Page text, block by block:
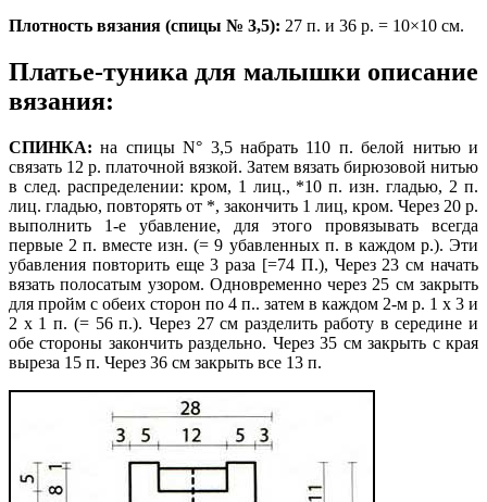
Плотность вязания (спицы № 3,5): 27 п. и 36 р. = 10×10 см.
Платье-туника для малышки описание
вязания:
СПИНКА:на спицы N° 3,5 набрать 110 п. бе­лой нитью и
связать 12 р. платочной вязкой. Затем вязать бирюзовой нитью
в след. рас­пределении: кром, 1 лиц., *10 п. изн. гла­дью, 2 п.
лиц. гладью, повторять от *, за­кончить 1 лиц, кром. Через 20 р.
выполнить 1-е убавление, для этого провязывать всег­да
первые 2 п. вместе изн. (= 9 убавленных п. в каждом р.). Эти
убавления повторить еще 3 раза [=74 П.), Через 23 см начать
вя­зать полосатым узором. Одновременно че­рез 25 см закрыть
для пройм с обеих сто­рон по 4 п.. затем в каждом 2-м р. 1 х 3 и
2 х 1 п. (= 56 п.). Через 27 см разделить работу в середине и
обе стороны закончить раз­дельно. Через 35 см закрыть с края
выреза 15 п. Через 36 см закрыть все 13 п.